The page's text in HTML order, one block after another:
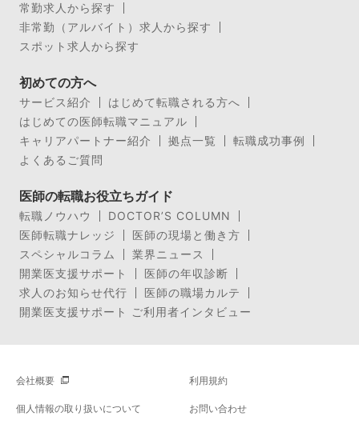
常勤求人から探す
非常勤（アルバイト）求人から探す
スポット求人から探す
初めての方へ
サービス紹介
はじめて転職される方へ
はじめての医師転職マニュアル
キャリアパートナー紹介
拠点一覧
転職成功事例
よくあるご質問
医師の転職お役立ちガイド
転職ノウハウ
DOCTOR’S COLUMN
医師転職ナレッジ
医師の現場と働き方
スペシャルコラム
業界ニュース
開業医支援サポート
医師の年収診断
求人のお知らせ代行
医師の職場カルテ
開業医支援サポート ご利用者インタビュー
会社概要 利用規約
個人情報の取り扱いについて お問い合わせ